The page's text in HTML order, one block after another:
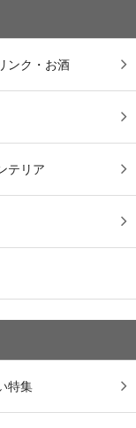
ンク・お酒
テリア
特集